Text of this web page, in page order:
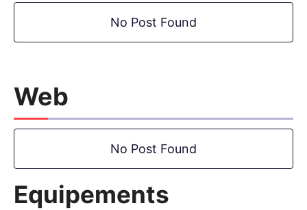
No Post Found
Web
No Post Found
Equipements